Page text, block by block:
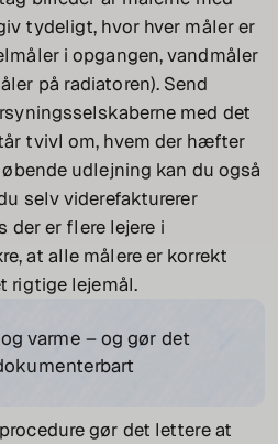
tydeligt, hvor hver måler er
i opgangen, vandmåler
på radiatoren). Send
med det
tvivl om, hvem der hæfter
udlejning kan du også
selv viderefakturerer
der er flere lejere i
at alle målere er korrekt
rigtige lejemål.
varme – og gør det
gør det lettere at